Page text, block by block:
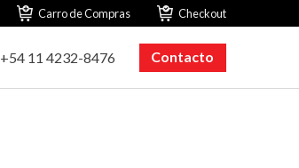
Carro de Compras Checkout
+54 11 4232-8476 Contacto